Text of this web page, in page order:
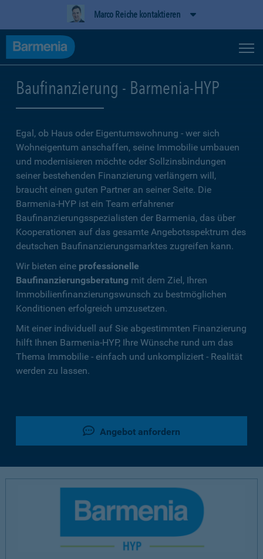
Marco Reiche kontaktieren
Baufinanzierung - Barmenia-HYP
Egal, ob Haus oder Eigentumswohnung - wer sich
Wohneigentum anschaffen, seine Immobilie umbauen
und modernisieren möchte oder Sollzinsbindungen
seiner bestehenden Finanzierung verlängern will,
braucht einen guten Partner an seiner Seite. Die
Barmenia-HYP ist ein Team erfahrener
Baufinanzierungsspezialisten der Barmenia, das über
Kooperationen auf das gesamte Angebotsspektrum des
deutschen Baufinanzierungsmarktes zugreifen kann.
Wir bieten eine professionelle
Baufinanzierungsberatung mit dem Ziel, Ihren
Immobilienfinanzierungswunsch zu bestmöglichen
Konditionen erfolgreich umzusetzen.
Mit einer individuell auf Sie abgestimmten Finanzierung
hilft Ihnen Barmenia-HYP, Ihre Wünsche rund um das
Thema Immobilie - einfach und unkompliziert - Realität
werden zu lassen.
Angebot anfordern